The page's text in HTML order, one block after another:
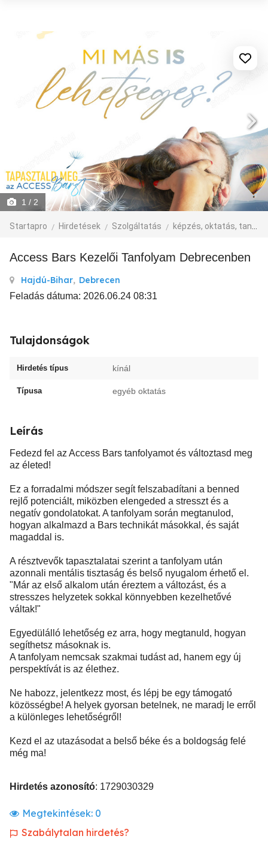
1 / 2
Startapro Hirdetések Szolgáltatás képzés, oktatás, tanfolyam
Access Bars Kezelői Tanfolyam Debrecenben
Hajdú-Bihar, Debrecen
Feladás dátuma: 2026.06.24 08:31
Tulajdonságok
Hirdetés típus kínál
Típusa egyéb oktatás
Leírás
Fedezd fel az Access Bars tanfolyamot és változtasd meg
az életed!
Ez a forradalmi módszer segít felszabadítani a benned
rejlő potenciált, miközben elengeded a stresszt és a
negatív gondolatokat. A tanfolyam során megtanulod,
hogyan alkalmazd a Bars technikát másokkal, és saját
magaddal is.
A résztvevők tapasztalatai szerint a tanfolyam után
azonnali mentális tisztaság és belső nyugalom érhető el.
"Már az első alkalom után éreztem a változást, és a
stresszes helyzetek sokkal könnyebben kezelhetővé
váltak!"
Egyedülálló lehetőség ez arra, hogy megtanuld, hogyan
segíthetsz másoknak is.
A tanfolyam nemcsak szakmai tudást ad, hanem egy új
perspektívát is az élethez.
Ne habozz, jelentkezz most, és lépj be egy támogató
közösségbe! A helyek gyorsan betelnek, ne maradj le erről
a különleges lehetőségről!
Kezd el az utazásodat a belső béke és a boldogság felé
még ma!
Hirdetés azonosító: 1729030329
Megtekintések: 0
Szabálytalan hirdetés?